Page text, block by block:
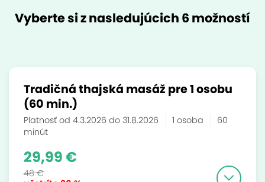
Vyberte si z nasledujúcich 6 možností
Tradičná thajská masáž pre 1 osobu
(60 min.)
Platnosť od 4.3.2026 do 31.8.2026 1 osoba
60
minút
29,99 €
48 €